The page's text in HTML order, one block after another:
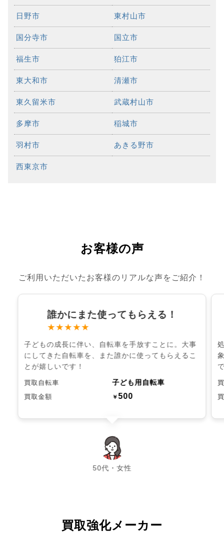
日野市 東村山市
国分寺市 国立市
福生市 狛江市
東大和市 清瀬市
東久留米市 武蔵村山市
多摩市 稲城市
羽村市 あきる野市
西東京市
お客様の声
ご利用いただいたお客様のリアルな声をご紹介！
誰かにまた使ってもらえる！
★★★★★
子どもの成長に伴い、自転車を手放すことに。大事
にしてきた自転車を、また誰かに使ってもらえるこ
とが嬉しいです！
買取自転車 子ども用自転車
買取金額 ￥500
50代・女性
chevron_left chevron_right
買取強化メーカー